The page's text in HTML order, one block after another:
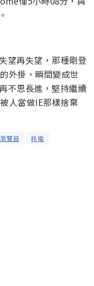
望再失望，那種剛登
外掛，瞬間變成世
不思長進，堅持繼續
人當做IE那樣捨棄
瀏覽器 耗電